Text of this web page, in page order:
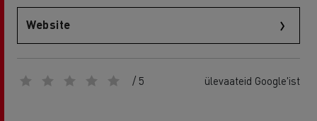
Website
/ 5 ülevaateid Google'ist